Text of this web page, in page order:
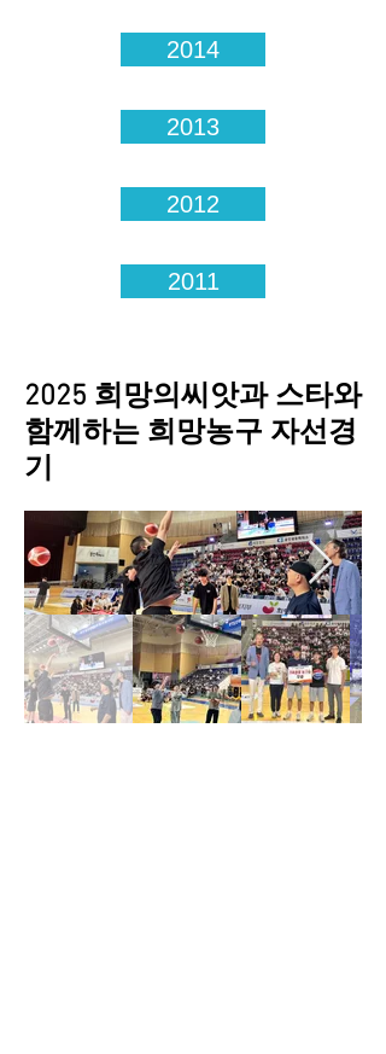
2014
2013
2012
2011
2025 희망의씨앗과 스타와
함께하는 희망농구 자선경
기